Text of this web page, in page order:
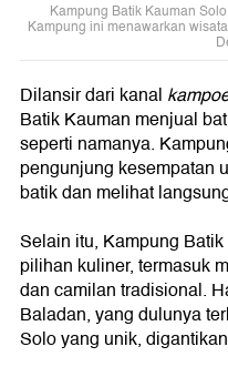
Kampung Batik Kauman
Kampung ini menawarkan
Dilansir dari kanal
Batik Kauman menjual
seperti namanya.
pengunjung kesempatan
batik dan melihat
Selain itu, Kampung
pilihan kuliner, termasuk
dan camilan tradisional.
Baladan, yang dulunya
Solo yang unik,